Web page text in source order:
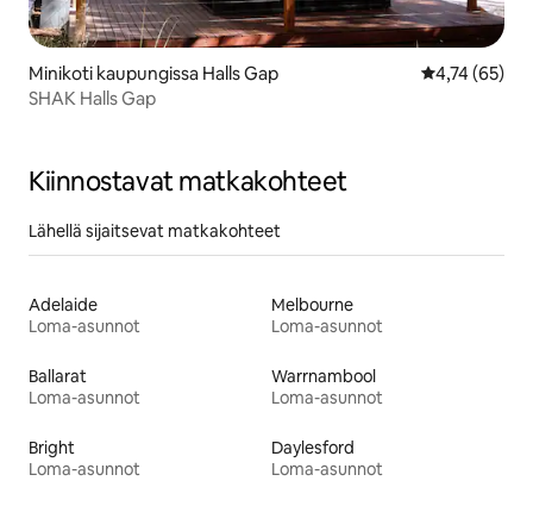
Minikoti kaupungissa Halls Gap
4,74 (65)
SHAK Halls Gap
Kiinnostavat matkakohteet
Lähellä sijaitsevat matkakohteet
Adelaide
Loma-asunnot
Melbourne
Loma-asunnot
Ballarat
Loma-asunnot
Warrnambool
Loma-asunnot
Bright
Loma-asunnot
Daylesford
Loma-asunnot